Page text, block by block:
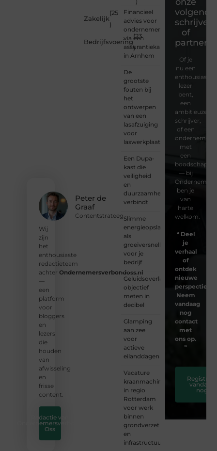
Peter de
Graaf
Contentstrateeg
Wij
zijn
het
enthousiaste
redactieteam
achter Ondernemersverbondoss.nl
—
een
platform
voor
bloggers
en
lezers
die
houden
van
afwisseling
en
frisse
content.
Redactie van
Ondernemersverbond
Oss
Zakelijk
(25
)
Bedrijfsvoering
(23
)
Financieel
advies voor
ondernemers
via een
assurantiekantoor
in Arnhem
De
grootste
fouten bij
het
ontwerpen
van een
lasafzuiging
voor
laswerkplaatsen
Een Dupa-
kast die
veiligheid
en
duurzaamheid
verbindt
Slimme
energieopslag
als
groeiversneller
voor je
bedrijf
Geluidsoverlast
objectief
meten in
decibel
Glamping
aan zee
voor
actieve
eilanddagen
Vacature
kraanmachinist
in regio
Rotterdam
voor werk
binnen
grondverzet
en
infrastructuur
volgende
schrijver
of
partner?
Of je
nu een
enthousiaste
lezer
bent,
een
ambitieuze
schrijver,
of een
ondernemer
met
een
boodschap
— bij
ben je
van
harte
welkom.
❝ Deel
je
verhaal
of
ontdek
nieuwe
Neem
vandaag
nog
contact
met
ons op.
❞
Registreer
vandaag
nog